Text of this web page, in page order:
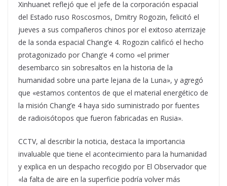
Xinhuanet reflejó que el jefe de la corporación espacial
del Estado ruso Roscosmos, Dmitry Rogozin, felicitó el
jueves a sus compañeros chinos por el exitoso aterrizaje
de la sonda espacial Chang’e 4. Rogozin calificó el hecho
protagonizado por Chang’e 4 como «el primer
desembarco sin sobresaltos en la historia de la
humanidad sobre una parte lejana de la Luna», y agregó
que «estamos contentos de que el material energético de
la misión Chang’e 4 haya sido suministrado por fuentes
de radioisótopos que fueron fabricadas en Rusia».
CCTV, al describir la noticia, destaca la importancia
invaluable que tiene el acontecimiento para la humanidad
y explica en un despacho recogido por El Observador que
«la falta de aire en la superficie podría volver más